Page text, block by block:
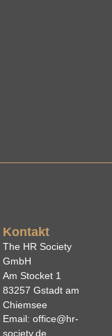
Kontakt
The HR Society
GmbH
Am Stocket 1
83257 Gstadt am
Chiemsee
Email: office@hr-
society.de